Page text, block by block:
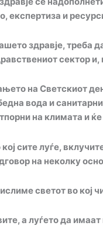
експертиза и
здравје,треба
сектор
на Светскиот
вода и
на климата и ќе
кој сите луѓе,
на неколку
светот во кој
а луѓетода имаат